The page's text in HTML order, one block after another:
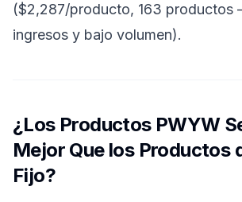
($2,287/producto, 163 productos
ingresos y bajo volumen).
¿Los Productos PWYW
Mejor Que los Productos
Fijo?